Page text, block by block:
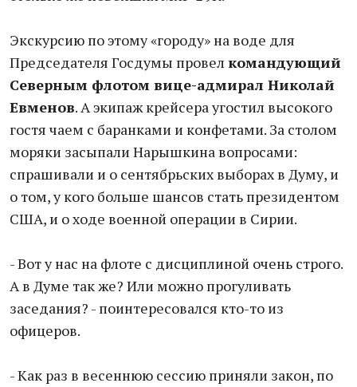
Экскурсию по этому «городу» на воде для
Председателя Госдумы провел командующий
Северным флотом вице-адмирал Николай
Евменов. А экипаж крейсера угостил высокого
гостя чаем с баранками и конфетами. За столом
моряки засыпали Нарышкина вопросами:
спрашивали и о сентябрьских выборах в Думу, и
о том, у кого больше шансов стать президентом
США, и о ходе военной операции в Сирии.
- Вот у нас на флоте с дисциплиной очень строго.
А в Думе так же? Или можно прогуливать
заседания? - поинтересовался кто-то из
офицеров.
- Как раз в весеннюю сессию приняли закон, по